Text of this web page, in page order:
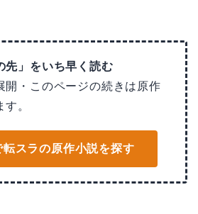
先」をいち早く読む
開・このページの続きは原作
。
スラの原作小説を探す